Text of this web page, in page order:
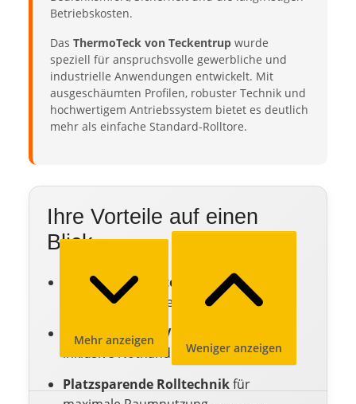
Betriebskosten.
Das ThermoTeck von Teckentrup wurde
speziell für anspruchsvolle gewerbliche und
industrielle Anwendungen entwickelt. Mit
ausgeschäumten Profilen, robuster Technik und
hochwertigem Antriebssystem bietet es deutlich
mehr als einfache Standard-Rolltore.
Ihre Vorteile auf einen
Blick
Wärmegedämmte Stahlprofile
reduzierte Energieverluste
Elektrischer 400V Aufsteckantrieb
inklusive Nothandkurbel
Platzsparende Rolltechnikfür
Mehr anzeigen
Weniger anzeigen